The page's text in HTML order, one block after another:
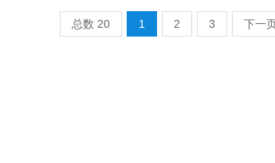
总数 20 1 2 3 下一